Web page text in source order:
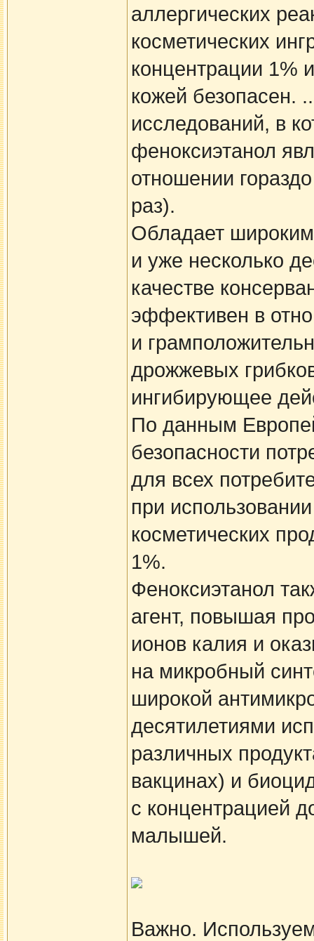
аллергических
косметических
концентрации 1%
кожей безопасен.
исследований, в
феноксиэтанол
отношении
раз).
Обладает широким
и уже несколько
качестве
эффективен в
и
дрожжевых
ингибирующее
По данным
безопасности
для всех
при
косметических
1%.
Феноксиэтанол
агент, повышая
ионов калия и
на микробный
широкой
десятилетиями
различных
вакцинах) и
с концентрацией
малышей.
Важно.